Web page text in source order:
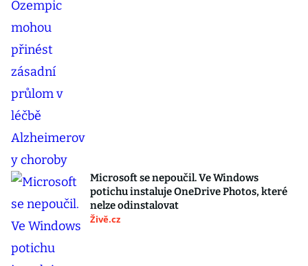
Microsoft se nepoučil. Ve Windows
potichu instaluje OneDrive Photos, které
nelze odinstalovat
Živě.cz